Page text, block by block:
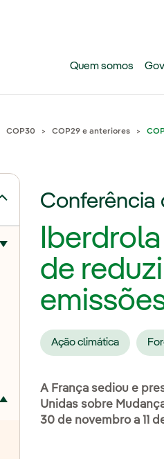
Quem somos
COP30 COP29 e anteriores
Alternar submenu de Ação
Conferência
de
Ação climática
A França sediou e
Unidas sobre
30 de novembro a 11